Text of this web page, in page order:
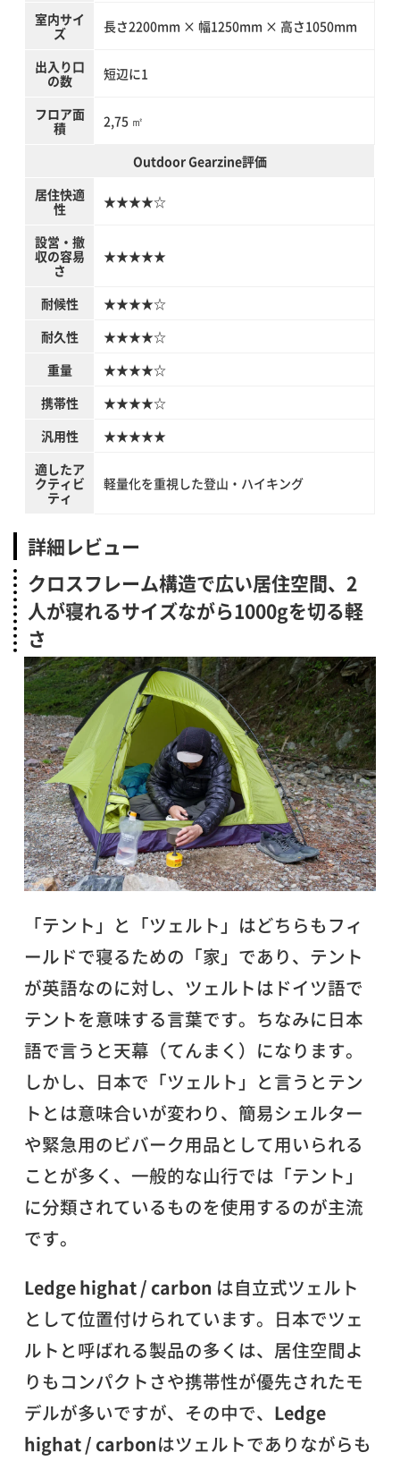
室内サイ
ズ
長さ2200mm × 幅1250mm × 高さ1050mm
出入り口
の数
短辺に1
フロア面
積
2,75 ㎡
Outdoor Gearzine評価
居住快適
性
★★★★☆
設営・撤
収の容易
さ
★★★★★
耐候性
★★★★☆
耐久性
★★★★☆
重量
★★★★☆
携帯性
★★★★☆
汎用性
★★★★★
適したア
クティビ
ティ
軽量化を重視した登山・ハイキング
詳細レビュー
クロスフレーム構造で広い居住空間、2
人が寝れるサイズながら1000gを切る軽
さ
「テント」と「ツェルト」はどちらもフィ
ールドで寝るための「家」であり、テント
が英語なのに対し、ツェルトはドイツ語で
テントを意味する言葉です。ちなみに日本
語で言うと天幕（てんまく）になります。
しかし、日本で「ツェルト」と言うとテン
トとは意味合いが変わり、簡易シェルター
や緊急用のビバーク用品として用いられる
ことが多く、一般的な山行では「テント」
に分類されているものを使用するのが主流
です。
Ledge highat / carbon は自立式ツェルト
として位置付けられています。日本でツェ
ルトと呼ばれる製品の多くは、居住空間よ
りもコンパクトさや携帯性が優先されたモ
デルが多いですが、その中で、 Ledge
highat / carbonはツェルトでありながらも